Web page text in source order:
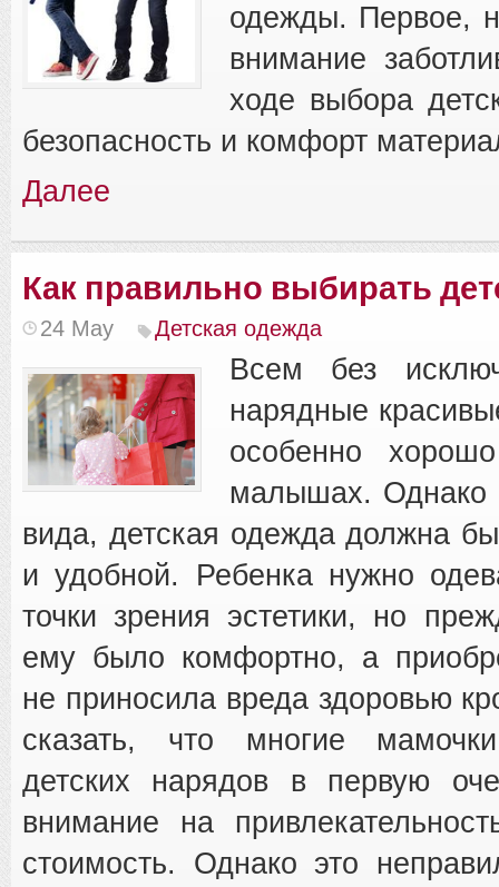
одежды. Первое,
внимание
ходе выбора
безопасность и комфорт
Далее
Как правильно выбирать
24 May Детская одежда
Всем без
нарядные
особенно
малышах. Однако
вида, детская одежда должна
и удобной. Ребенка нужно
точки зрения эстетики, но
ему было комфортно, а
не приносила вреда здоровью
сказать, что многие
детских нарядов в первую
внимание на
стоимость. Однако это